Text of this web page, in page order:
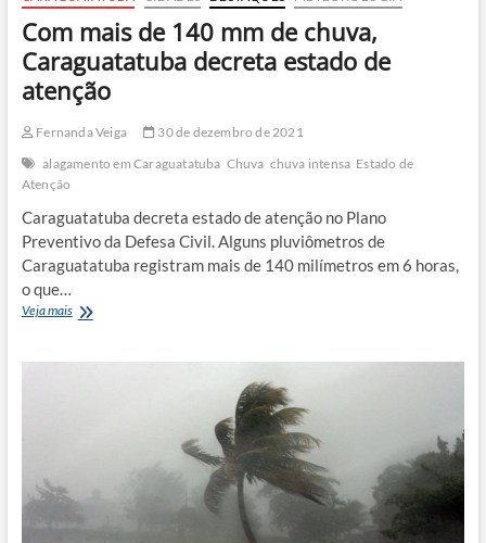
Com mais de 140 mm de chuva,
Caraguatatuba decreta estado de
atenção
Fernanda Veiga
30 de dezembro de 2021
alagamento em Caraguatatuba Chuva chuva intensa Estado de
Atenção
Caraguatatuba decreta estado de atenção no Plano
Preventivo da Defesa Civil. Alguns pluviômetros de
Caraguatatuba registram mais de 140 milímetros em 6 horas,
o que…
Veja maisCom
de